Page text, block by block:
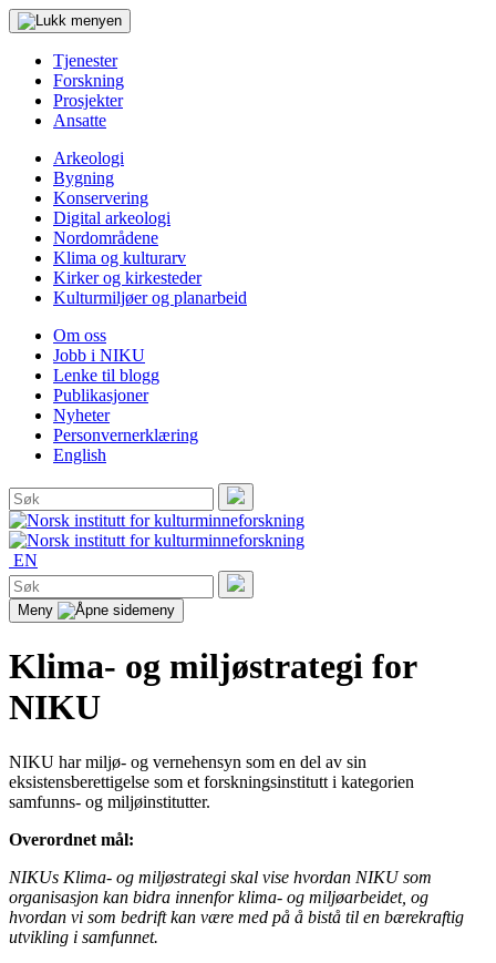
Tjenester
Forskning
Prosjekter
Ansatte
Arkeologi
Bygning
Konservering
Digital arkeologi
Nordområdene
Klima og kulturarv
Kirker og kirkesteder
Kulturmiljøer og planarbeid
Om oss
Jobb i NIKU
Lenke til blogg
Publikasjoner
Nyheter
Personvernerklæring
English
Søk
etter:
Søk
EN
Søk
etter:
Søk
Meny
Klima- og miljøstrategi for
NIKU
NIKU har miljø- og vernehensyn som en del av sin
eksistensberettigelse som et forskningsinstitutt i kategorien
samfunns- og miljøinstitutter.
Overordnet mål:
NIKUs Klima- og miljøstrategi skal vise hvordan NIKU som
organisasjon kan bidra innenfor klima- og miljøarbeidet, og
hvordan vi som bedrift kan være med på å bistå til en bærekraftig
utvikling i samfunnet.